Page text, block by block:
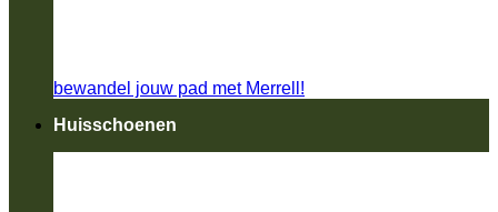
bewandel jouw pad met Merrell!
Huisschoenen